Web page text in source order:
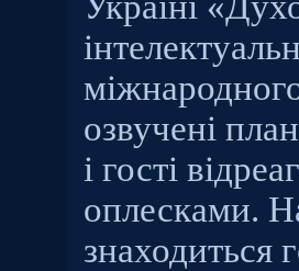
озвучені
і гості
оплесками.
знаходиться